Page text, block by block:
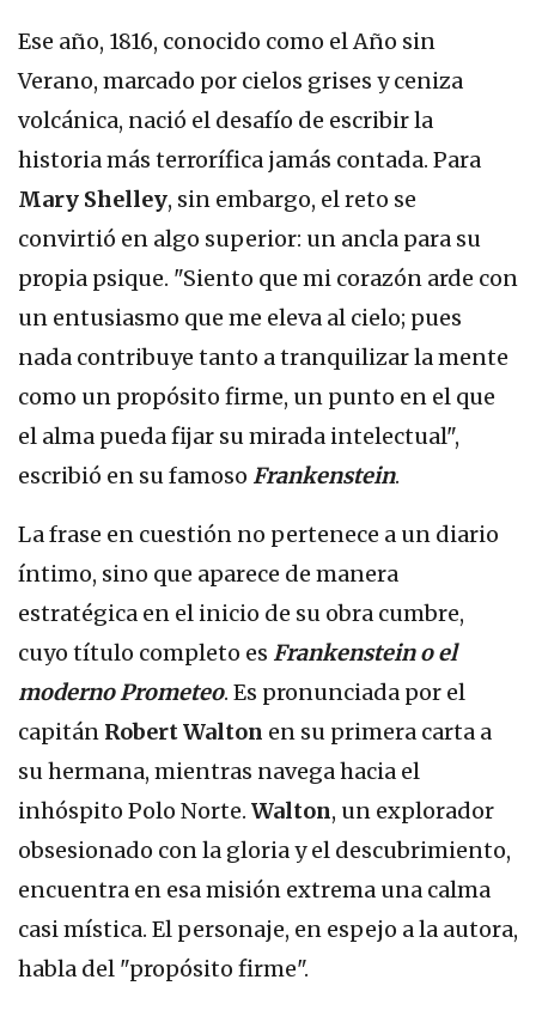
Ese año, 1816, conocido como el Año sin
Verano, marcado por cielos grises y ceniza
volcánica, nació el desafío de escribir la
historia más terrorífica jamás contada. Para
Mary Shelley, sin embargo, el reto se
convirtió en algo superior: un ancla para su
propia psique. "Siento que mi corazón arde con
un entusiasmo que me eleva al cielo; pues
nada contribuye tanto a tranquilizar la mente
como un propósito firme, un punto en el que
el alma pueda fijar su mirada intelectual",
escribió en su famoso Frankenstein.
La frase en cuestión no pertenece a un diario
íntimo, sino que aparece de manera
estratégica en el inicio de su obra cumbre,
cuyo título completo es Frankenstein o el
moderno Prometeo. Es pronunciada por el
capitán Robert Walton en su primera carta a
su hermana, mientras navega hacia el
inhóspito Polo Norte. Walton, un explorador
obsesionado con la gloria y el descubrimiento,
encuentra en esa misión extrema una calma
casi mística. El personaje, en espejo a la autora,
habla del "propósito firme".